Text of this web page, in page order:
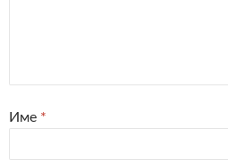
Име *